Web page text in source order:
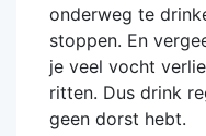
onderweg te
stoppen. En
je veel vocht
ritten. Dus drink
geen dorst hebt.